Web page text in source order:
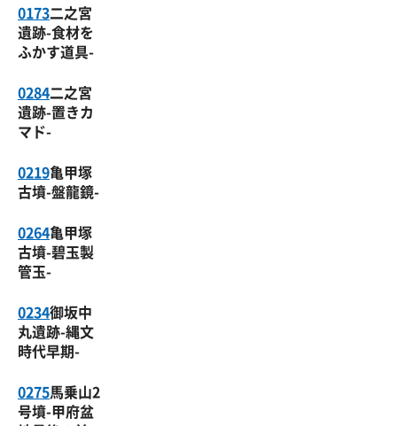
0173二之宮
遺跡-食材を
ふかす道具-
0284二之宮
遺跡-置きカ
マド-
0219亀甲塚
古墳-盤龍鏡-
0264亀甲塚
古墳-碧玉製
管玉-
0234御坂中
丸遺跡-縄文
時代早期-
0275馬乗山2
号墳-甲府盆